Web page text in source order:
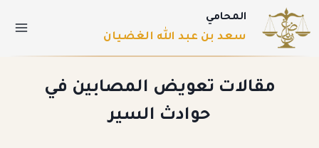
المحامي
سعد بن عبد الله الغضيان
مقالات تعويض المصابين في
حوادث السير